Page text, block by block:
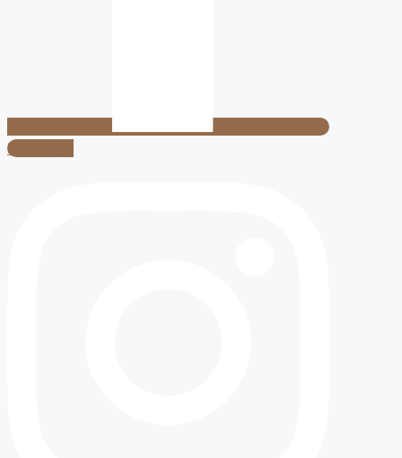
Instagram